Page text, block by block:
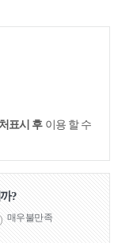
표시 후 이용 할 수
?
매우불만족